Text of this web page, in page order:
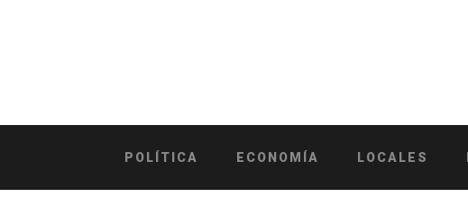
POLÍTICA ECONOMÍA LOCALES